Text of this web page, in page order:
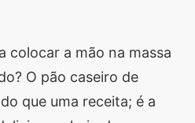
colocar a mão na massa
O pão caseiro de
que uma receita; é a